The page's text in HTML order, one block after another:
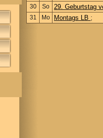
30
So 29. Geburtstag
31 Mo Montags LB ;